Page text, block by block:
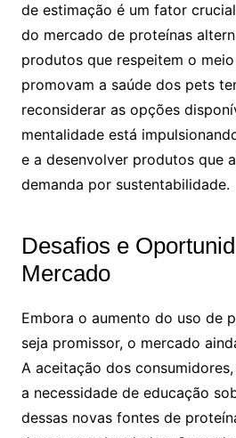
de estimação é um fator
do mercado de proteínas
produtos que respeitem o
promovam a saúde dos pets
reconsiderar as opções
mentalidade está
e a desenvolver produtos que
demanda por sustentabilidade.
Desafios e
Mercado
Embora o aumento do uso de
seja promissor, o mercado
A aceitação dos
a necessidade de educação
dessas novas fontes de